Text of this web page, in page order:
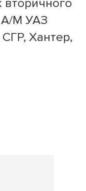
А/М УАЗ
Хантер,